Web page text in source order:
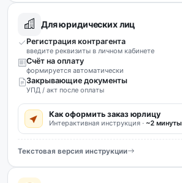
Для юридических лиц
Регистрация контрагента
введите реквизиты в личном кабинете
Счёт на оплату
формируется автоматически
Закрывающие документы
УПД / акт после оплаты
Как оформить заказ юрлицу
Интерактивная инструкция · ~2 минуты
Текстовая версия инструкции